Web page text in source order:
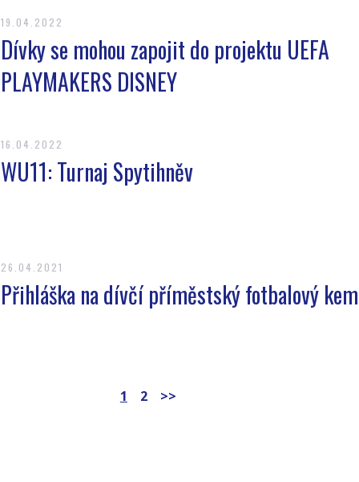
19.04.2022
Dívky se mohou zapojit do projektu UEFA
PLAYMAKERS DISNEY
16.04.2022
WU11: Turnaj Spytihněv
26.04.2021
Přihláška na dívčí příměstský fotbalový
1 2 >>